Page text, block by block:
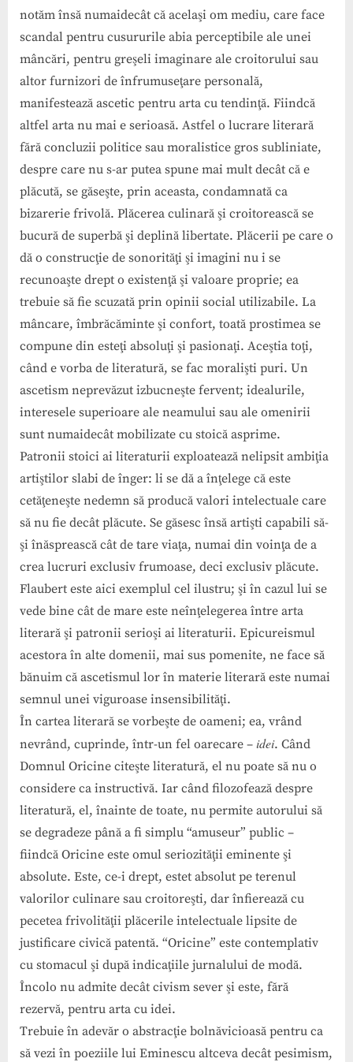
notăm însă numaidecât că acelaşi om mediu, care face
scandal pentru cusururile abia perceptibile ale unei
mâncări, pentru greşeli imaginare ale croitorului sau
altor furnizori de înfrumuseţare personală,
manifestează ascetic pentru arta cu tendinţă. Fiindcă
altfel arta nu mai e serioasă. Astfel o lucrare literară
fără concluzii politice sau moralistice gros subliniate,
despre care nu s-ar putea spune mai mult decât că e
plăcută, se găseşte, prin aceasta, condamnată ca
bizarerie frivolă. Plăcerea culinară şi croitorească se
bucură de superbă şi deplină libertate. Plăcerii pe care o
dă o construcţie de sonorităţi şi imagini nu i se
recunoaşte drept o existenţă şi valoare proprie; ea
trebuie să fie scuzată prin opinii social utilizabile. La
mâncare, îmbrăcăminte şi confort, toată prostimea se
compune din esteţi absoluţi şi pasionaţi. Aceştia toţi,
când e vorba de literatură, se fac moralişti puri. Un
ascetism neprevăzut izbucneşte fervent; idealurile,
interesele superioare ale neamului sau ale omenirii
sunt numaidecât mobilizate cu stoică asprime.
Patronii stoici ai literaturii exploatează nelipsit ambiţia
artiştilor slabi de înger: li se dă a înţelege că este
cetăţeneşte nedemn să producă valori intelectuale care
să nu fie decât plăcute. Se găsesc însă artişti capabili să-
şi înăsprească cât de tare viaţa, numai din voinţa de a
crea lucruri exclusiv frumoase, deci exclusiv plăcute.
Flaubert este aici exemplul cel ilustru; şi în cazul lui se
vede bine cât de mare este neînţelegerea între arta
literară şi patronii serioşi ai literaturii. Epicureismul
acestora în alte domenii, mai sus pomenite, ne face să
bănuim că ascetismul lor în materie literară este numai
semnul unei viguroase insensibilităţi.
În cartea literară se vorbeşte de oameni; ea, vrând
nevrând, cuprinde, într-un fel oarecare – idei. Când
Domnul Oricine citeşte literatură, el nu poate să nu o
considere ca instructivă. Iar când filozofează despre
literatură, el, înainte de toate, nu permite autorului să
se degradeze până a fi simplu “amuseur” public –
fiindcă Oricine este omul seriozităţii eminente şi
absolute. Este, ce-i drept, estet absolut pe terenul
valorilor culinare sau croitoreşti, dar înfierează cu
pecetea frivolităţii plăcerile intelectuale lipsite de
justificare civică patentă. “Oricine” este contemplativ
cu stomacul şi după indicaţiile jurnalului de modă.
Încolo nu admite decât civism sever şi este, fără
rezervă, pentru arta cu idei.
Trebuie în adevăr o abstracţie bolnăvicioasă pentru ca
să vezi în poeziile lui Eminescu altceva decât pesimism,